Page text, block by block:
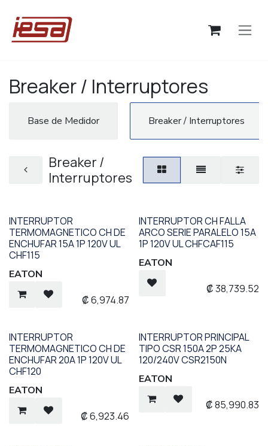
Breaker / Interruptores
Base de Medidor Breaker / Interruptores
Breaker /
Interruptores
INTERRUPTOR
TERMOMAGNETICO CH DE
ENCHUFAR 15A 1P 120V UL
CHF115
EATON
₡6,974.87
INTERRUPTOR CH FALLA
ARCO SERIE PARALELO 15A
1P 120V UL CHFCAF115
EATON
₡38,739.52
INTERRUPTOR
TERMOMAGNETICO CH DE
ENCHUFAR 20A 1P 120V UL
CHF120
EATON
₡6,923.46
INTERRUPTOR PRINCIPAL
TIPO CSR 150A 2P 25KA
120/240V CSR2150N
EATON
₡85,990.83